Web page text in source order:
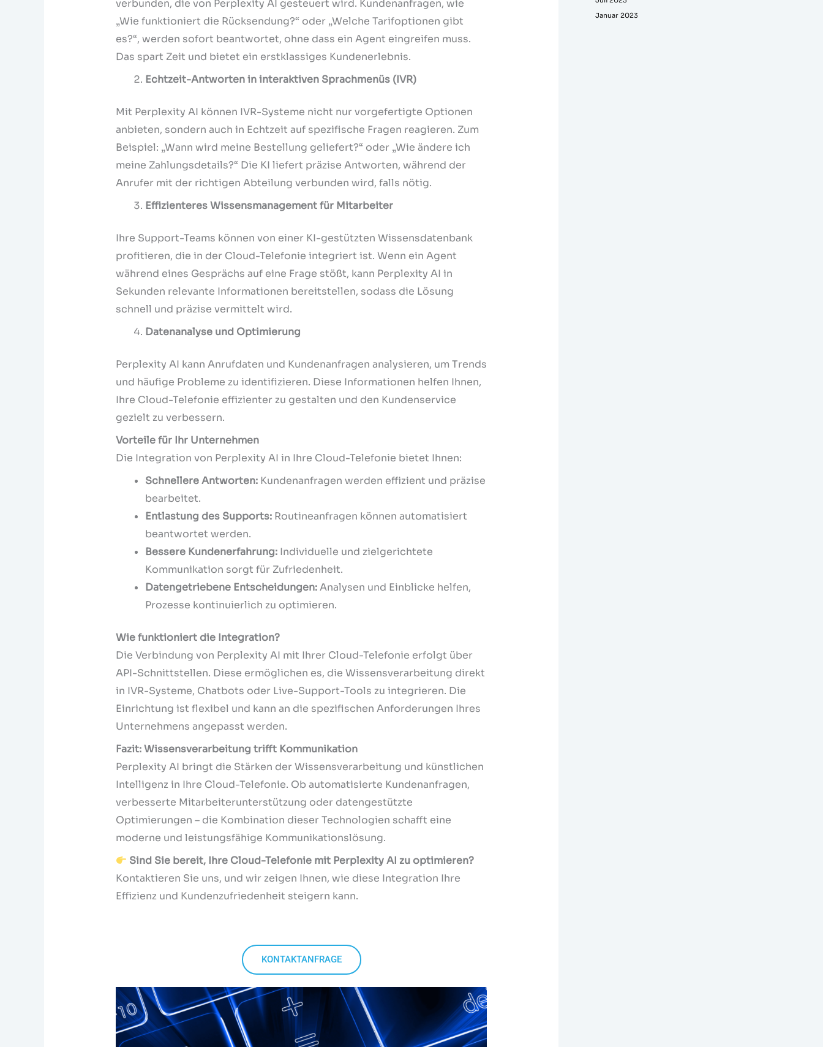
verbunden, die von Perplexity AI gesteuert wird. Kundenanfragen, wie
„Wie funktioniert die Rücksendung?“ oder „Welche Tarifoptionen gibt
es?“, werden sofort beantwortet, ohne dass ein Agent eingreifen muss.
Das spart Zeit und bietet ein erstklassiges Kundenerlebnis.
Echtzeit-Antworten in interaktiven Sprachmenüs (IVR)
Mit Perplexity AI können IVR-Systeme nicht nur vorgefertigte Optionen
anbieten, sondern auch in Echtzeit auf spezifische Fragen reagieren. Zum
Beispiel: „Wann wird meine Bestellung geliefert?“ oder „Wie ändere ich
meine Zahlungsdetails?“ Die KI liefert präzise Antworten, während der
Anrufer mit der richtigen Abteilung verbunden wird, falls nötig.
Effizienteres Wissensmanagement für Mitarbeiter
Ihre Support-Teams können von einer KI-gestützten Wissensdatenbank
profitieren, die in der Cloud-Telefonie integriert ist. Wenn ein Agent
während eines Gesprächs auf eine Frage stößt, kann Perplexity AI in
Sekunden relevante Informationen bereitstellen, sodass die Lösung
schnell und präzise vermittelt wird.
Datenanalyse und Optimierung
Perplexity AI kann Anrufdaten und Kundenanfragen analysieren, um Trends
und häufige Probleme zu identifizieren. Diese Informationen helfen Ihnen,
Ihre Cloud-Telefonie effizienter zu gestalten und den Kundenservice
gezielt zu verbessern.
Vorteile für Ihr Unternehmen
Die Integration von Perplexity AI in Ihre Cloud-Telefonie bietet Ihnen:
Schnellere Antworten:Kundenanfragen werden effizient und präzise
bearbeitet.
Entlastung des Supports:Routineanfragen können automatisiert
beantwortet werden.
Bessere Kundenerfahrung:Individuelle und zielgerichtete
Kommunikation sorgt für Zufriedenheit.
Datengetriebene Entscheidungen:Analysen und Einblicke helfen,
Prozesse kontinuierlich zu optimieren.
Wie funktioniert die Integration?
Die Verbindung von Perplexity AI mit Ihrer Cloud-Telefonie erfolgt über
API-Schnittstellen. Diese ermöglichen es, die Wissensverarbeitung direkt
in IVR-Systeme, Chatbots oder Live-Support-Tools zu integrieren. Die
Einrichtung ist flexibel und kann an die spezifischen Anforderungen Ihres
Unternehmens angepasst werden.
Fazit: Wissensverarbeitung trifft Kommunikation
Perplexity AI bringt die Stärken der Wissensverarbeitung und künstlichen
Intelligenz in Ihre Cloud-Telefonie. Ob automatisierte Kundenanfragen,
verbesserte Mitarbeiterunterstützung oder datengestützte
Optimierungen – die Kombination dieser Technologien schafft eine
moderne und leistungsfähige Kommunikationslösung.
Sind Sie bereit, Ihre Cloud-Telefonie mit Perplexity AI zu optimieren?
Kontaktieren Sie uns, und wir zeigen Ihnen, wie diese Integration Ihre
Effizienz und Kundenzufriedenheit steigern kann.
KONTAKTANFRAGE
Januar 2023